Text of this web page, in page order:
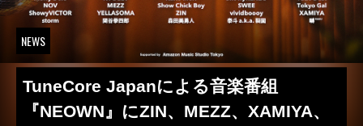
NEWS
TuneCore Japanによる音楽番組
『NEOWN』にZIN、MEZZ、XAMIYA、